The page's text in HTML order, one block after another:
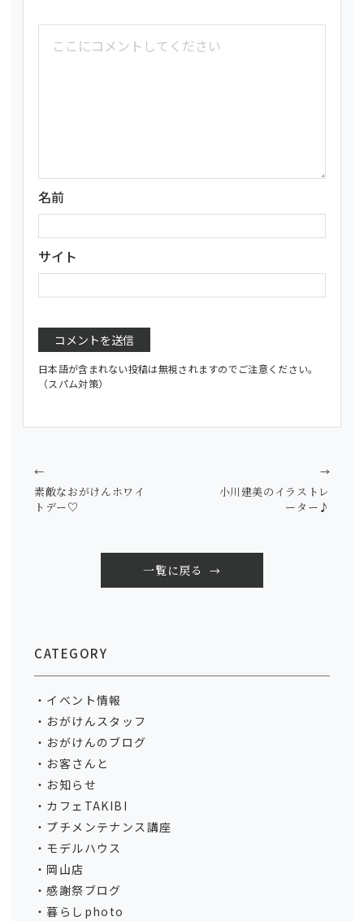
名前
サイト
日本語が含まれない投稿は無視されますのでご注意ください。
（スパム対策）
素敵なおがけんホワイ
トデー♡
←
一覧に戻る
小川建美のイラストレ
ーター♪
→
CATEGORY
イベント情報
おがけんスタッフ
おがけんのブログ
お客さんと
お知らせ
カフェTAKIBI
プチメンテナンス講座
モデルハウス
岡山店
感謝祭ブログ
暮らしphoto